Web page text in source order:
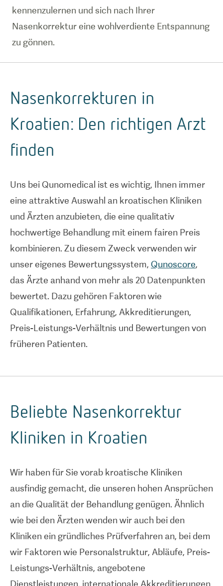
kennenzulernen und sich nach Ihrer
Nasenkorrektur eine wohlverdiente Entspannung
zu gönnen.
Nasenkorrekturen in
Kroatien: Den richtigen Arzt
finden
Uns bei Qunomedical ist es wichtig, Ihnen immer
eine attraktive Auswahl an kroatischen Kliniken
und Ärzten anzubieten, die eine qualitativ
hochwertige Behandlung mit einem fairen Preis
kombinieren. Zu diesem Zweck verwenden wir
unser eigenes Bewertungssystem, Qunoscore,
das Ärzte anhand von mehr als 20 Datenpunkten
bewertet. Dazu gehören Faktoren wie
Qualifikationen, Erfahrung, Akkreditierungen,
Preis-Leistungs-Verhältnis und Bewertungen von
früheren Patienten.
Beliebte Nasenkorrektur
Kliniken in Kroatien
Wir haben für Sie vorab kroatische Kliniken
ausfindig gemacht, die unseren hohen Ansprüchen
an die Qualität der Behandlung genügen. Ähnlich
wie bei den Ärzten wenden wir auch bei den
Kliniken ein gründliches Prüfverfahren an, bei dem
wir Faktoren wie Personalstruktur, Abläufe, Preis-
Leistungs-Verhältnis, angebotene
Dienstleistungen, internationale Akkreditierungen